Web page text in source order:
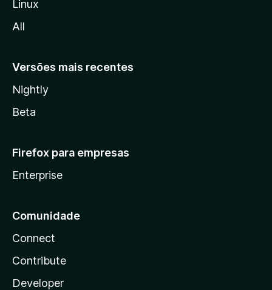
a
Linux
All
Versões mais recentes
Nightly
Beta
Firefox para empresas
Enterprise
Comunidade
Connect
Contribute
Developer